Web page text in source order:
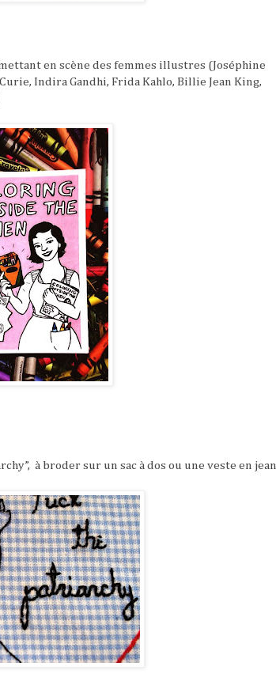
en scène des femmes illustres (Joséphine
Indira Gandhi, Frida Kahlo, Billie Jean King,
à broder sur un sac à dos ou une veste en jean